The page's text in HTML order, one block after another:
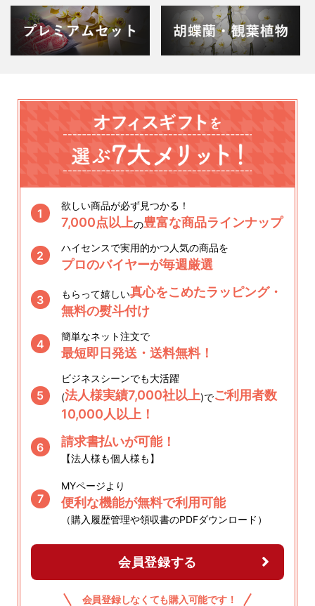
1
欲しい商品が必ず見つかる！
7,000点以上の豊富な商品ラインナップ
2
ハイセンスで実用的かつ人気の商品を
プロのバイヤーが毎週厳選
3 もらって嬉しい真心をこめたラッピング・
無料の熨斗付け
4
簡単なネット注文で
最短即日発送・送料無料！
5
ビジネスシーンでも大活躍
(法人様実績7,000社以上)でご利用者数
10,000人以上！
6 請求書払いが可能！
【法人様も個人様も】
7
MYページより
便利な機能が無料で利用可能
（購入履歴管理や領収書のPDFダウンロード）
会員登録する
会員登録しなくても購入可能です！